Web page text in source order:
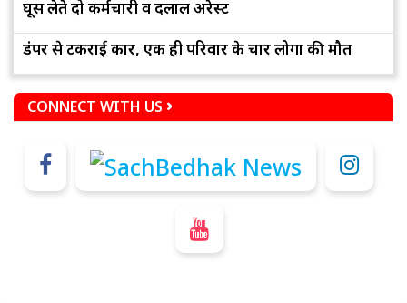
घूस लेते दो कर्मचारी व दलाल अरेस्ट
डंपर से टकराई कार, एक ही परिवार के चार लोगों की मौत
CONNECT WITH US